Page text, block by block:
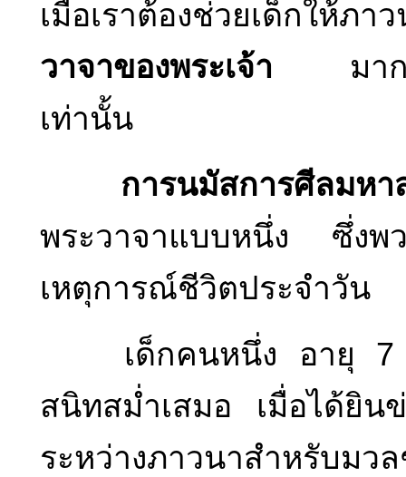
เมื่อเราต้องช่วยเด็กให้ภ
วาจาของพระเจ้า มากก
เท่านั้น
การนมัสการศีลมหา
พระวาจาแบบหนึ่ง ซึ่งพว
เหตุการณ์ชีวิตประจำวัน
เด็กคนหนึ่ง อายุ 7 ข
สนิทสม่ำเสมอ เมื่อได้ยิ
ระหว่างภาวนาสำหรับม